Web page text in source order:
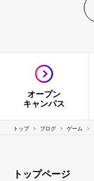
オープン
キャンパス
トップ ブログ ゲーム
トップページ